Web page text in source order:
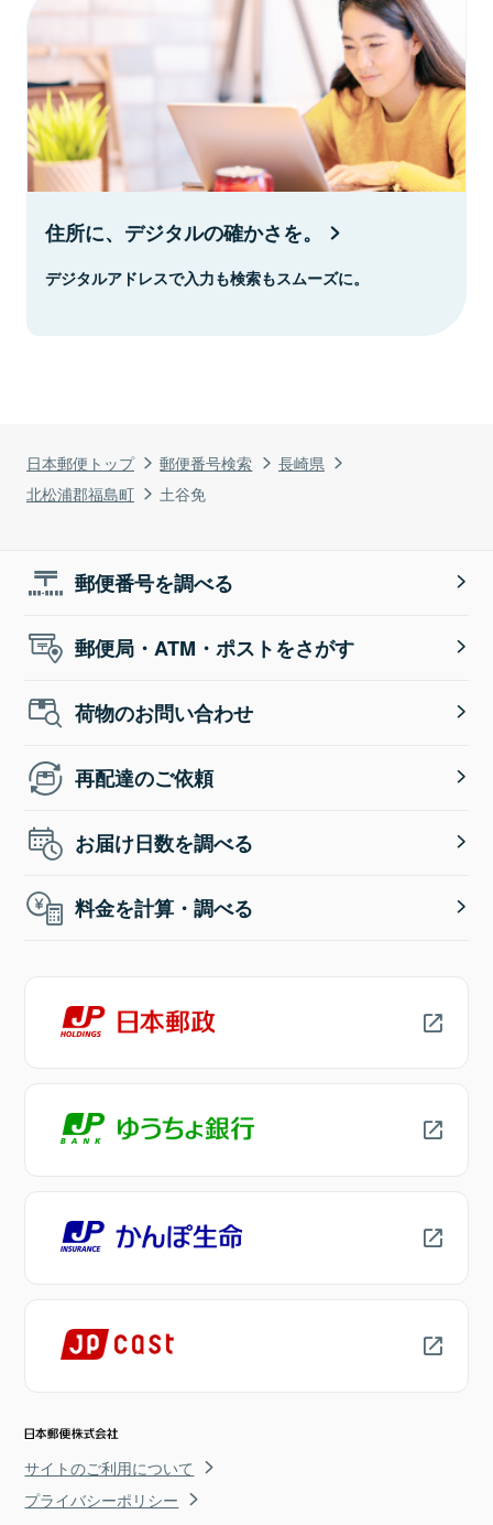
日本郵便トップ 郵便番号検索
長崎県
北松浦郡福島町
土谷免
住所に、デジタルの確かさを。
デジタルアドレスで入力も検索もスムーズに。
郵便番号を調べる
郵便局・ATM・ポストをさがす
荷物のお問い合わせ
再配達のご依頼
お届け日数を調べる
料金を計算・調べる
サイトのご利用について
プライバシーポリシー